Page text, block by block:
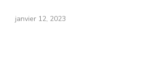
janvier 12, 2023